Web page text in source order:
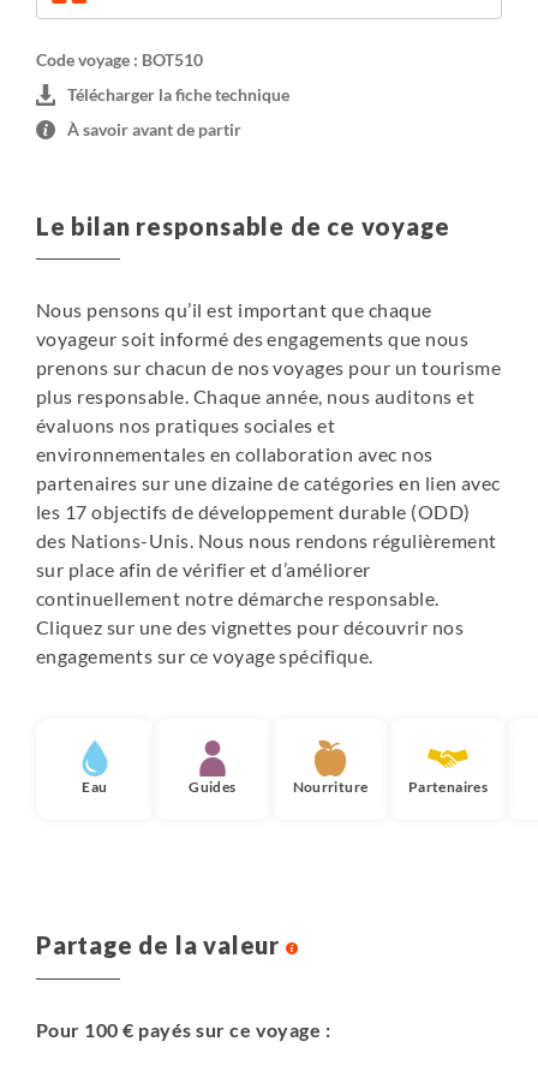
• une lampe torche.
Les emplacements des camps sont donnés à titre
indicatif et peuvent varier en fonction des disponibilités
et des contraintes locales. Votre guide peut adapter les
Tente individuelle (en supplément) :
Sous réserve de disponibilité (à demander lors de
individuelle de type Dôme (3m x 3 m, hauteur 2,25 m)
avec auvent, deux fenêtres équipées de moustiquaires,
literie complète et espace sanitaire privatif identique à
celui des tentes doubles.
Code voyage : BOT510
Télécharger la fiche technique
À savoir avant de partir
Le bilan responsable de ce voyage
Nous pensons qu’il est important que chaque
voyageur soit informé des engagements que nous
prenons sur chacun de nos voyages pour un tourisme
plus responsable. Chaque année, nous auditons et
évaluons nos pratiques sociales et
environnementales en collaboration avec nos
partenaires sur une dizaine de catégories en lien avec
les 17 objectifs de développement durable (ODD)
des Nations-Unis. Nous nous rendons régulièrement
sur place afin de vérifier et d’améliorer
continuellement notre démarche responsable.
Cliquez sur une des vignettes pour découvrir nos
engagements sur ce voyage spécifique.
Eau Guides Nourriture Partenaires
Partage de la valeur
Pour 100 € payés sur ce voyage :